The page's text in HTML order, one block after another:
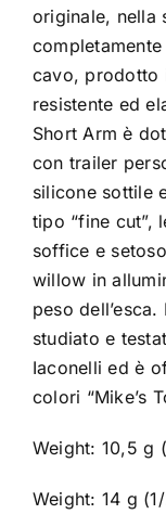
originale, nella
cavo, prodotto
resistente ed
Short Arm è
con trailer
silicone sottile
tipo “fine cut”,
soffice e
willow in
peso
studiato e
Iaconelli ed è
colori “Mike’s
Weight: 10,5 g
Weight: 14 g (